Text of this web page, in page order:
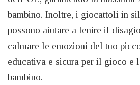
bambino. Inoltre, i giocattoli in
possono aiutare a lenire il
calmare le emozioni del tuo
educativa e sicura per il gioco e
bambino.